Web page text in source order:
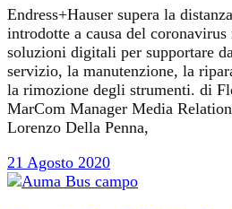
Endress+Hauser supera la
introdotte a causa del
soluzioni digitali per supportare
servizio, la manutenzione, la
la rimozione degli strumenti. di
MarCom Manager Media
Lorenzo Della Penna,
21 Agosto 2020